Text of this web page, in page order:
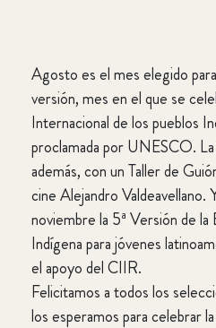
Agosto es el mes elegido
versión, mes en el que se
Internacional de los pueblos
proclamada por UNESCO.
además, con un Taller de
cine Alejandro
noviembre la 5ª Versión de
Indígena para jóvenes
el apoyo del CIIR.
Felicitamos a todos los
los esperamos para celebrar